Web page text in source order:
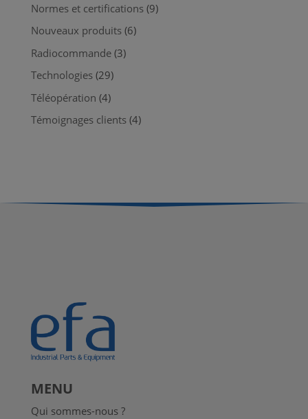
Normes et certifications(9)
Nouveaux produits(6)
Radiocommande(3)
Technologies(29)
Téléopération (4)
Témoignages clients(4)
MENU
Qui sommes-nous ?